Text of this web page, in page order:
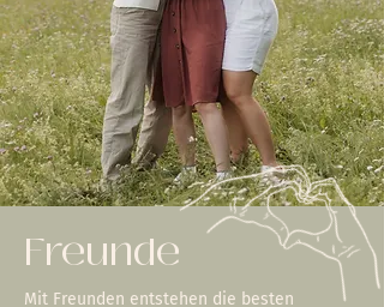
Freunde
Mit Freunden entstehen die besten